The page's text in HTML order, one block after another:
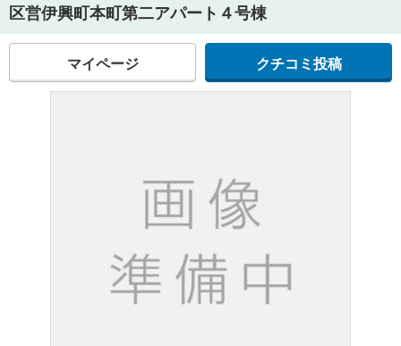
区営伊興町本町第二アパート４号棟
マイページ クチコミ投稿